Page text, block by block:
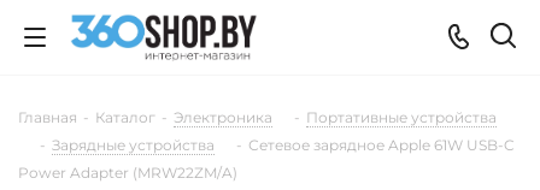
Главная - Каталог - Электроника - Портативные устройства
- Зарядные устройства - Сетевое зарядное Apple 61W USB-C
Power Adapter (MRW22ZM/A)